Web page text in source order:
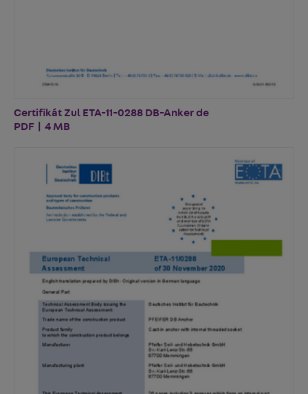
Certifikát Zul ETA-11-0288 DB-Anker de
PDF | 4 MB